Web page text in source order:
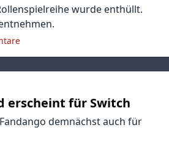
wurde enthüllt.
erscheint für Switch
demnächst auch für